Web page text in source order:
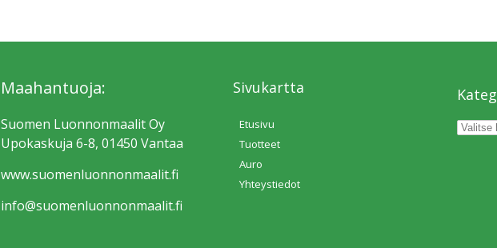
Maahantuoja:
Suomen Luonnonmaalit Oy
Upokaskuja 6-8, 01450 Vantaa
www.suomen­luonnonmaalit.fi
info@suomen­luonnonmaalit.fi
Sivukartta
Etusivu
Tuotteet
Auro
Yhteystiedot